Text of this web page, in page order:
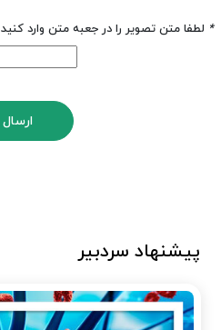
* لطفا متن تصویر را در جعبه متن وارد کنید
ارسال
پیشنهاد سردبیر